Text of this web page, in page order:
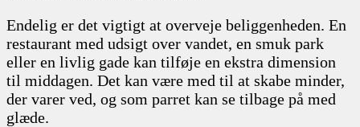
Endelig er det vigtigt at overveje beliggenheden. En
restaurant med udsigt over vandet, en smuk park
eller en livlig gade kan tilføje en ekstra dimension
til middagen. Det kan være med til at skabe minder,
der varer ved, og som parret kan se tilbage på med
glæde.